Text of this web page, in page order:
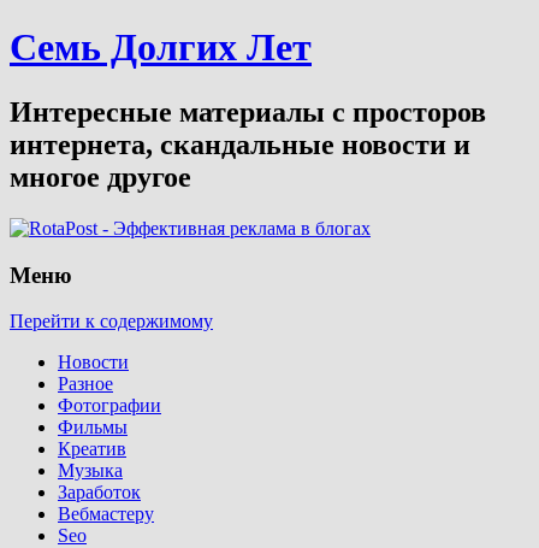
Семь Долгих Лет
Интересные материалы с просторов
интернета, скандальные новости и
многое другое
Меню
Перейти к содержимому
Новости
Разное
Фотографии
Фильмы
Креатив
Музыка
Заработок
Вебмастеру
Seo